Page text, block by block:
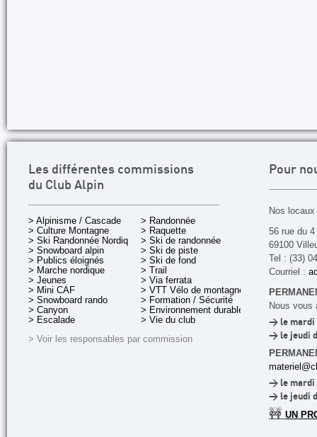
Les différentes commissions
du Club Alpin
> Alpinisme / Cascade
> Culture Montagne
> Ski Randonnée Nordique
> Snowboard alpin
> Publics éloignés
> Marche nordique
> Jeunes
> Mini CAF
> Snowboard rando
> Canyon
> Escalade
> Randonnée
> Raquette
> Ski de randonnée
> Ski de piste
> Ski de fond
> Trail
> Via ferrata
> VTT Vélo de montagne
> Formation / Sécurité
> Environnement durable
> Vie du club
> Voir les responsables par commission
Pour
Nos
56 rue du
69100
Tel : (33)
Courriel :
Nous vous
> le mardi
> le jeudi
> le mardi
> le jeudi
🚧 UN